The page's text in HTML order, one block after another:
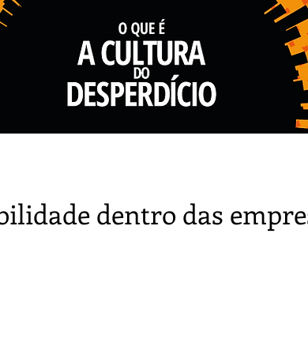
dentro das